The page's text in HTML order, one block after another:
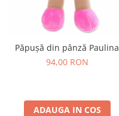
Păpușă din pânză Paulina
94,00 RON
ADAUGA IN COS